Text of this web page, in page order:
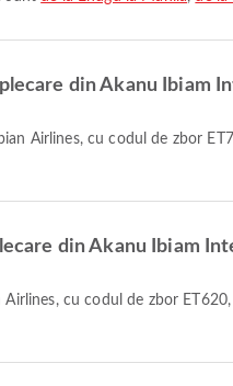
din Akanu Ibiam
din Akanu Ibiam